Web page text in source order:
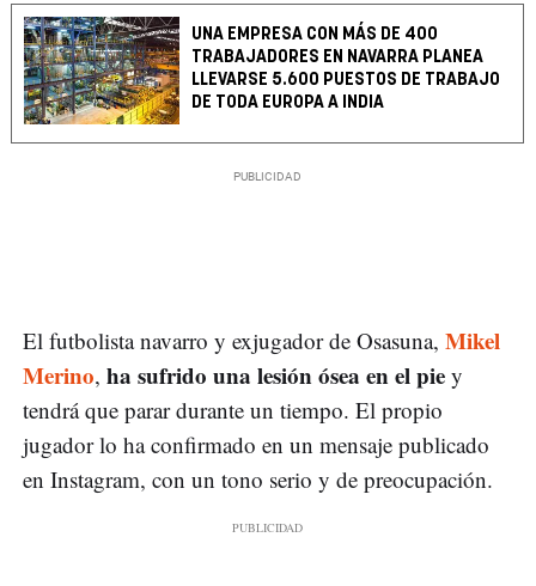
UNA EMPRESA CON MÁS DE 400
TRABAJADORES EN NAVARRA PLANEA
LLEVARSE 5.600 PUESTOS DE TRABAJO
DE TODA EUROPA A INDIA
El futbolista navarro y exjugador de Osasuna, Mikel
Merino, ha sufrido una lesión ósea en el pie y
tendrá que parar durante un tiempo. El propio
jugador lo ha confirmado en un mensaje publicado
en Instagram, con un tono serio y de preocupación.